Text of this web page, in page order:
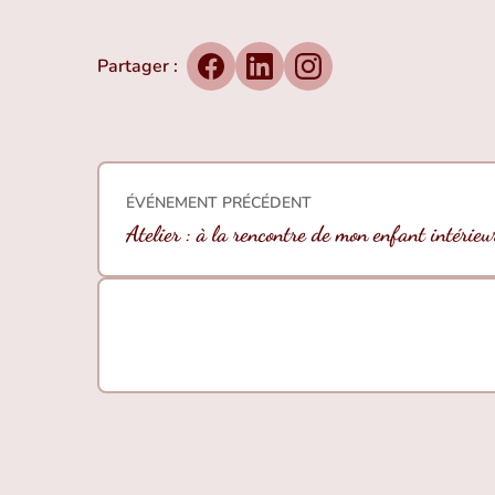
Partager :
FacebookLinkedInInstagram
ÉVÉNEMENT PRÉCÉDENT
Atelier : à la rencontre de mon enfant